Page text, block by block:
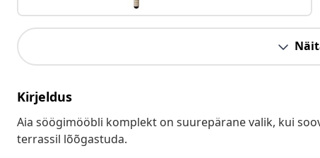
Kirjeldus
Aia söögimööbli komplekt on suurepärane valik, kui
terrassil lõõgastuda.